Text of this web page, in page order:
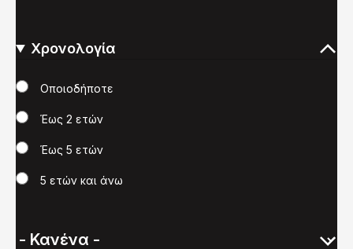
Χρονολογία
Χρονολογία
Οποιοδήποτε
Έως 2 ετών
Έως 5 ετών
5 ετών και άνω